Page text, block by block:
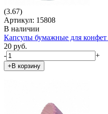
(3.67)
Артикул: 15808
В наличии
Капсулы бумажные для
20 руб.
-
+
+В корзину